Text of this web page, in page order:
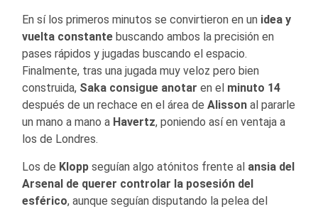
En sí los primeros minutos se convirtieron en un idea y
vuelta constante buscando ambos la precisión en
pases rápidos y jugadas buscando el espacio.
Finalmente, tras una jugada muy veloz pero bien
construida, Saka consigue anotar en el minuto 14
después de un rechace en el área de Alisson al pararle
un mano a mano a Havertz, poniendo así en ventaja a
los de Londres.
Los de Klopp seguían algo atónitos frente al ansia del
Arsenal de querer controlar la posesión del
esférico, aunque seguían disputando la pelea del